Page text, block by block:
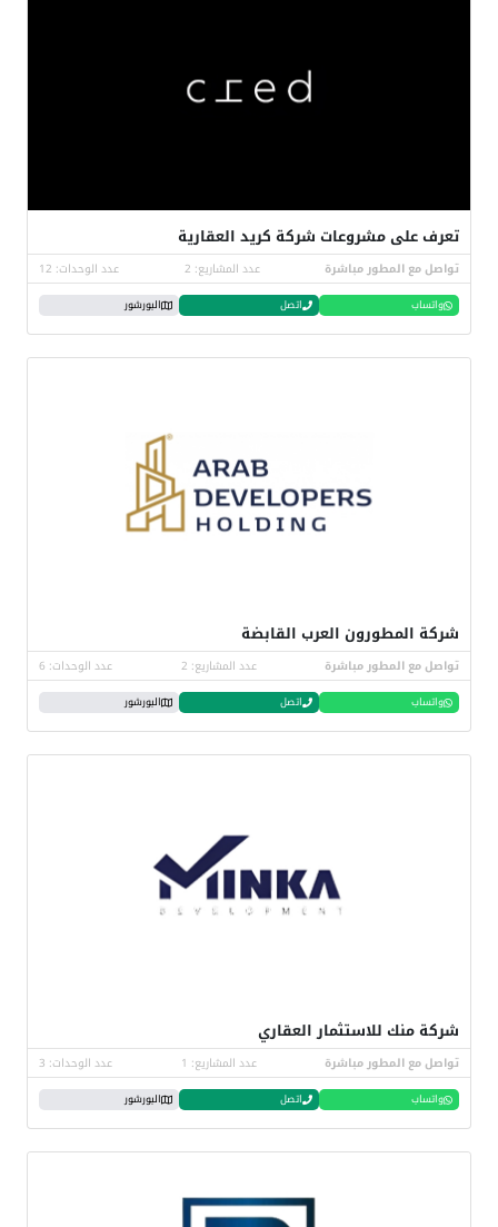
تعرف على مشروعات شركة كريد العقارية
تواصل مع المطور مباشرة عدد المشاريع: 2 عدد الوحدات: 12
واتساب اتصل البورشور
شركة المطورون العرب القابضة
تواصل مع المطور مباشرة عدد المشاريع: 2 عدد الوحدات: 6
واتساب اتصل البورشور
شركة منك للاستثمار العقاري
تواصل مع المطور مباشرة عدد المشاريع: 1 عدد الوحدات: 3
واتساب اتصل البورشور